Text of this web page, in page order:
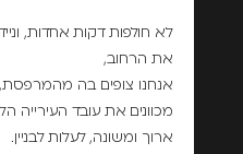
לא חולפות דקות אחדות,
את הרחוב,
אנחנו צופים בה מהמרפסת,
מכוונים את עובד העירייה
ארוך ומשונה, לעלות לבניין.